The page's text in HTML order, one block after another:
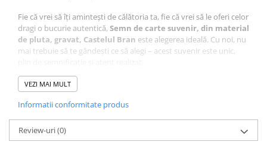
Fie că vrei să îți amintești de călătoria ta, fie că vrei să le oferi celor
dragi o bucurie autentică, Semn de carte suvenir, din material
de pluta, gravat, Castelul Bran este alegerea ideală. Cu noi, nu
mai trebuie să te gândești ce să alegi – acest suvenir este unic,
Ce face acest suvenir special?
Design autentic: Realizat cu măiestrie în atelierul Craftlaser
din Oradea, fiecare produs este lucrat cu grijă pentru a păstra
autenticitatea locului.
Artă personalizată: Desenul care stă la baza acestui suvenir
VEZI MAI MULT
Informatii conformitate produs
Review-uri(0)